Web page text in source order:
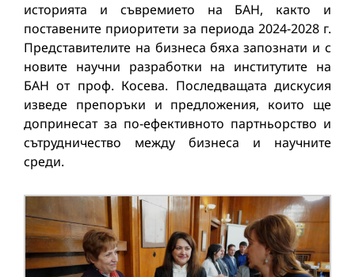
историята и съвремието на БАН, както и
поставените приоритети за периода 2024-2028 г.
Представителите на бизнеса бяха запознати и с
новите научни разработки на институтите на
БАН от проф. Косева. Последващата дискусия
изведе препоръки и предложения, които ще
допринесат за по-ефективното партньорство и
сътрудничество между бизнеса и научните
среди.